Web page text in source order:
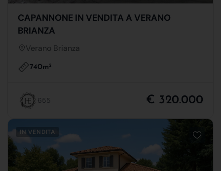
CAPANNONE IN VENDITA A VERANO
BRIANZA
Verano Brianza
740m2
655 € 320.000
IN VENDITA